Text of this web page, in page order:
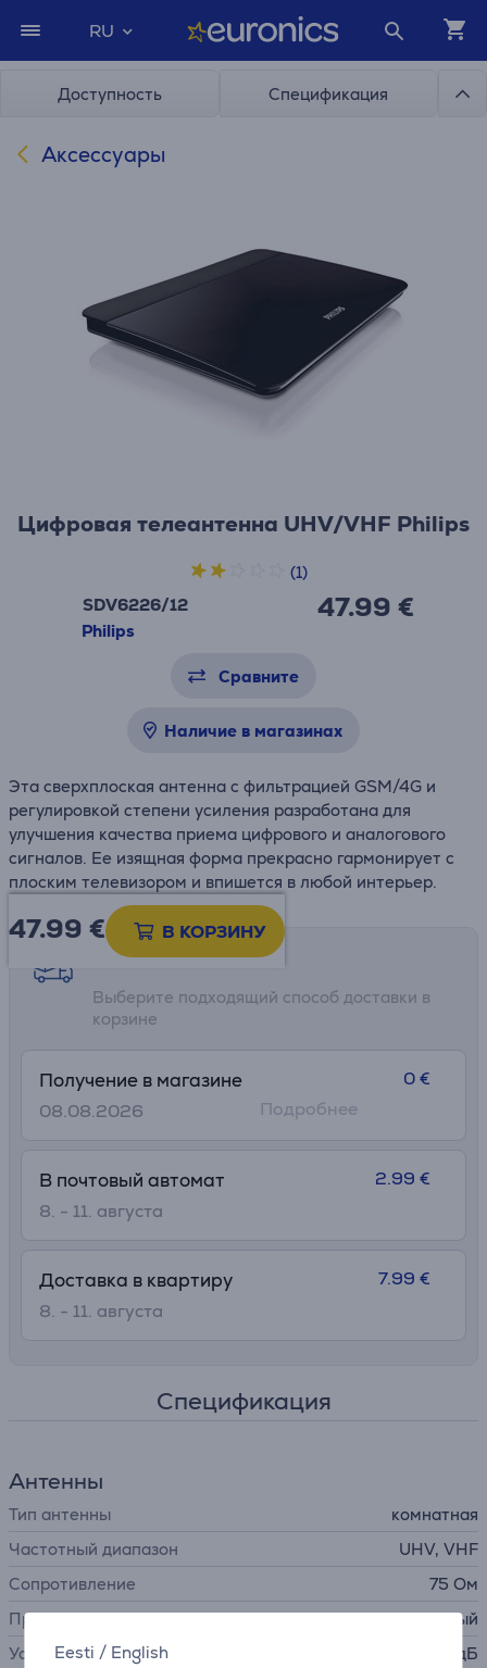
Eesti / English
RU
Доступность Спецификация
Аксессуары
Цифровая телеантенна UHV/VHF Philips
SDV6226/12
Philips
47.99 €
(1)
Сравните
Наличие в магазинах
Эта сверхплоская антенна с фильтрацией GSM/4G и
регулировкой степени усиления разработана для
улучшения качества приема цифрового и аналогового
сигналов. Ее изящная форма прекрасно гармонирует с
плоским телевизором и впишется в любой интерьер.
47.99 € В КОРЗИНУ
Возможности доставки
Выберите подходящий способ доставки в
корзине
Получение в магазине
08.08.2026
0 €
Подробнее
В почтовый автомат
8. - 11. августа
2.99 €
Доставка в квартиру
8. - 11. августа
7.99 €
Спецификация
Антенны
Тип антенны
комнатная
Частотный диапазон
UHV, VHF
Сопротивление
75 Ом
Прием сигнала
телевизионный
Усиление
до 41 дБ